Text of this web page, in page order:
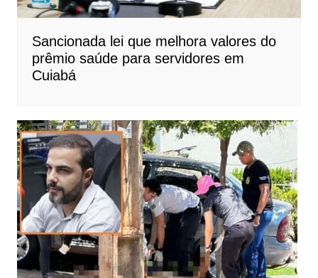
Sancionada lei que melhora valores do
prêmio saúde para servidores em
Cuiabá